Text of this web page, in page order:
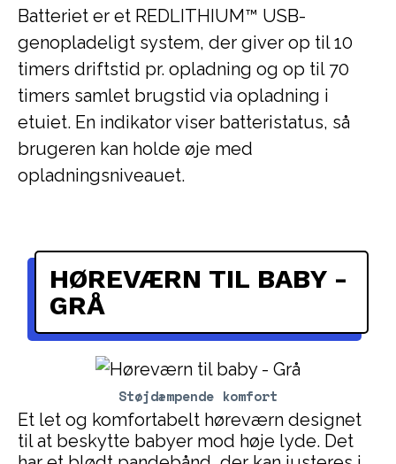
Batteriet er et REDLITHIUM™ USB-
genopladeligt system, der giver op til 10
timers driftstid pr. opladning og op til 70
timers samlet brugstid via opladning i
etuiet. En indikator viser batteristatus, så
brugeren kan holde øje med
opladningsniveauet.
Støjdæmpende komfort
HØREVÆRN TIL BABY -
GRÅ
Et let og komfortabelt høreværn designet
til at beskytte babyer mod høje lyde. Det